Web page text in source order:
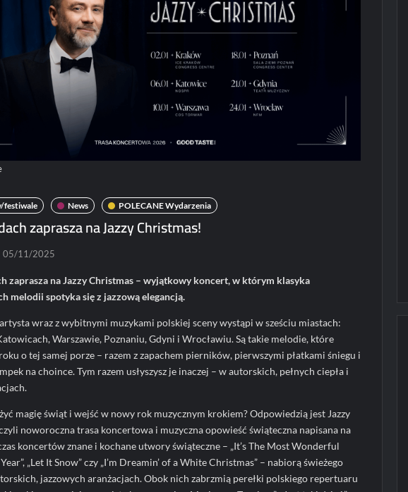
festiwale News POLECANE Wydarzenia
zaprasza na Jazzy Christmas!
05/11/2025
zaprasza na Jazzy Christmas – wyjątkowy koncert, w którym klasyka
melodii spotyka się z jazzową elegancją.
wraz z wybitnymi muzykami polskiej sceny wystąpi w sześciu miastach:
Warszawie, Poznaniu, Gdyni i Wrocławiu. Są takie melodie, które
o tej samej porze – razem z zapachem pierników, pierwszymi płatkami śniegu i
na choince. Tym razem usłyszysz je inaczej – w autorskich, pełnych ciepła i
magię świąt i wejść w nowy rok muzycznym krokiem? Odpowiedzią jest Jazzy
noworoczna trasa koncertowa i muzyczna opowieść świąteczna napisana na
koncertów znane i kochane utwory świąteczne – „It’s The Most Wonderful
„Let It Snow” czy „I’m Dreamin’ of a White Christmas” – nabiorą świeżego
jazzowych aranżacjach. Obok nich zabrzmią perełki polskiego repertuaru
Koncerty/festiwale
News
Patronat
w Poznaniu
Paweł Rychter
Haken na koncercie
w Polsce!
karolciasc 24/07/2026